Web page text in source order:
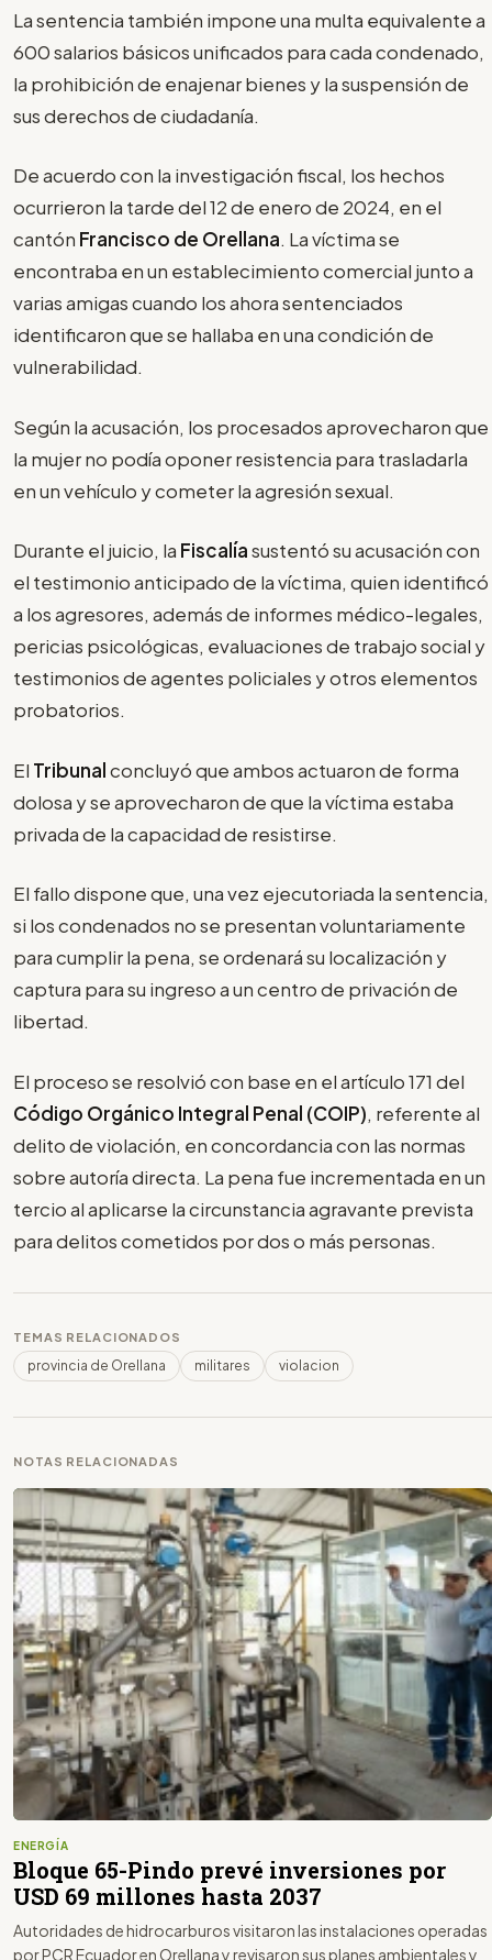
La sentencia también impone una multa equivalente a
600 salarios básicos unificados para cada condenado,
la prohibición de enajenar bienes y la suspensión de
sus derechos de ciudadanía.
De acuerdo con la investigación fiscal, los hechos
ocurrieron la tarde del 12 de enero de 2024, en el
cantón Francisco de Orellana. La víctima se
encontraba en un establecimiento comercial junto a
varias amigas cuando los ahora sentenciados
identificaron que se hallaba en una condición de
vulnerabilidad.
Según la acusación, los procesados aprovecharon que
la mujer no podía oponer resistencia para trasladarla
en un vehículo y cometer la agresión sexual.
Durante el juicio, la Fiscalíasustentó su acusación con
el testimonio anticipado de la víctima, quien identificó
a los agresores, además de informes médico-legales,
pericias psicológicas, evaluaciones de trabajo social y
testimonios de agentes policiales y otros elementos
probatorios.
El Tribunalconcluyó que ambos actuaron de forma
dolosa y se aprovecharon de que la víctima estaba
privada de la capacidad de resistirse.
El fallo dispone que, una vez ejecutoriada la sentencia,
si los condenados no se presentan voluntariamente
para cumplir la pena, se ordenará su localización y
captura para su ingreso a un centro de privación de
libertad.
El proceso se resolvió con base en el artículo 171 del
Código Orgánico Integral Penal (COIP), referente al
delito de violación, en concordancia con las normas
sobre autoría directa. La pena fue incrementada en un
tercio al aplicarse la circunstancia agravante prevista
para delitos cometidos por dos o más personas.
TEMAS RELACIONADOS
provincia de Orellana militares violacion
NOTAS RELACIONADAS
ENERGÍA
Bloque 65-Pindo prevé inversiones por
USD 69 millones hasta 2037
Autoridades de hidrocarburos visitaron las instalaciones operadas
por PCR Ecuador en Orellana y revisaron sus planes ambientales y